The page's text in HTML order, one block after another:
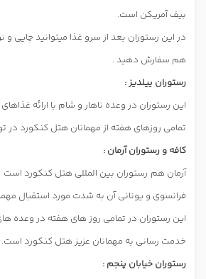
بیف آمریکن است.
در این رستوران بعد از سرو غذا میتوانید چایی
هم سفارش دهید .
رستوران ییلدیز :
این رستوران در وعده ناهار و شام با ارائه غذاهای
تمامی روزهای هفته از مهمانان هتل کنکورد در
کافه و رستوران آرمان :
آرمان هم رستوران بین المللی هتل کنکورد
فرانسوی و یونانی آن به شدت مورد استقبال
این رستوران در تمامی روز های هفته در وعده
خدمت رسانی به مهمانان عزیز هتل کنکورد است.
رستوران خیابان پنجم :